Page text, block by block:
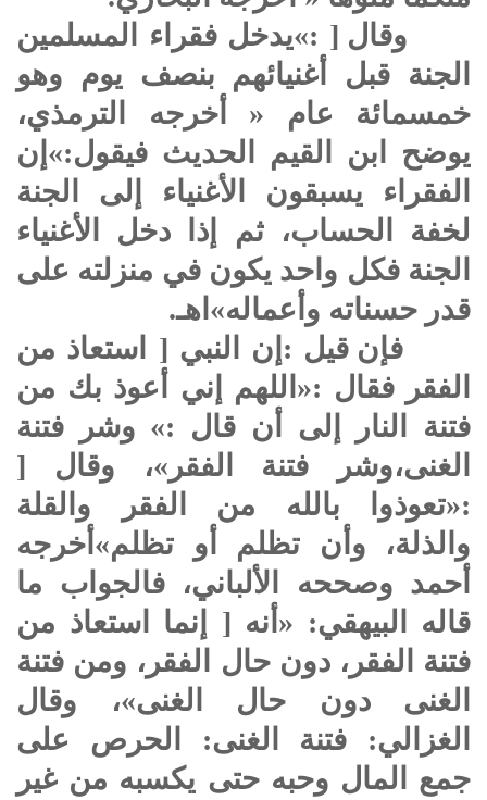
وقال [ :»يدخل فقراء المسلمين
الجنة قبل أغنيائهم بنصف يوم وهو
خمسمائة عام « أخرجه الترمذي،
يوضح ابن القيم الحديث فيقول:»إن
الفقراء يسبقون الأغنياء إلى الجنة
لخفة الحساب، ثم إذا دخل الأغنياء
الجنة فكل واحد يكون في منزلته على
قدر حسناته وأعماله»اهـ.
فإن قيل :إن النبي [ استعاذ من
الفقر فقال :«اللهم إني أعوذ بك من
فتنة النار إلى أن قال :» وشر فتنة
الغنى،وشر فتنة الفقر»، وقال [
:«تعوذوا بالله من الفقر والقلة
والذلة، وأن تظلم أو تظلم»أخرجه
أحمد وصححه الألباني، فالجواب ما
قاله البيهقي: «أنه [ إنما استعاذ من
فتنة الفقر، دون حال الفقر، ومن فتنة
الغنى دون حال الغنى»، وقال
الغزالي: فتنة الغنى: الحرص على
جمع المال وحبه حتى يكسبه من غير